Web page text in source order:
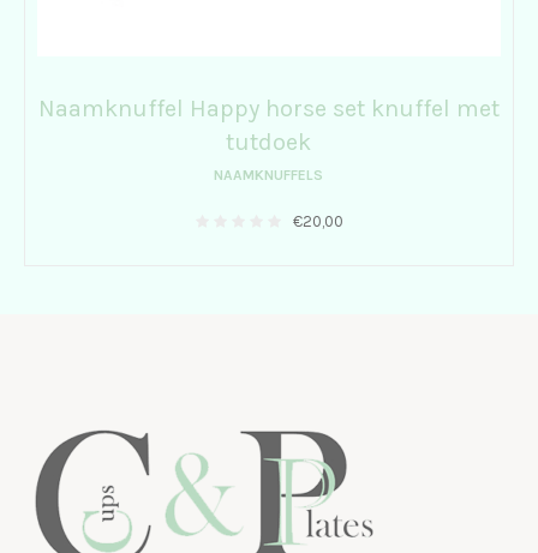
Naamknuffel Happy horse set knuffel met
tutdoek
NAAMKNUFFELS
€20,00